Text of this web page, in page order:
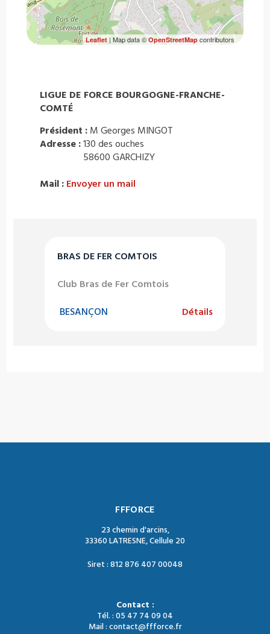
BRAS DE FER COMTOIS
Club Bras de Fer Comtois
BESANÇON Détails
Leaflet| Map data ©OpenStreetMapcontributors
LIGUE DE FORCE BOURGOGNE-FRANCHE-
COMTÉ
Président : M Georges MINGOT
Adresse :130 des ouches
58600 GARCHIZY
Mail : Envoyer un mail
FFFORCE
23 chemin d'arcins,
33360 LATRESNE, Cellule 20
Siret : 812 876 407 00048
Contact :
Tél. : 05 47 74 09 04
Mail : contact@ffforce.fr